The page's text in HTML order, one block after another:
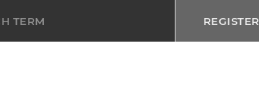
TERM REGISTER